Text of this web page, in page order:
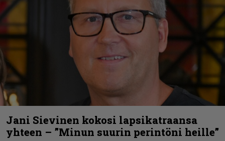
Jani Sievinen kokosi lapsikatraansa
yhteen – ”Minun suurin perintöni heille”